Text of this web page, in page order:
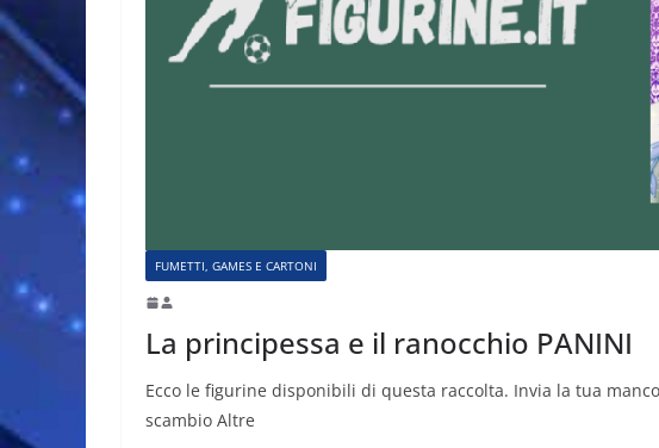
FUMETTI, GAMES E CARTONI
La principessa e il ranocchio PANINI
Ecco le figurine disponibili di questa raccolta. Invia la tua
scambio Altre